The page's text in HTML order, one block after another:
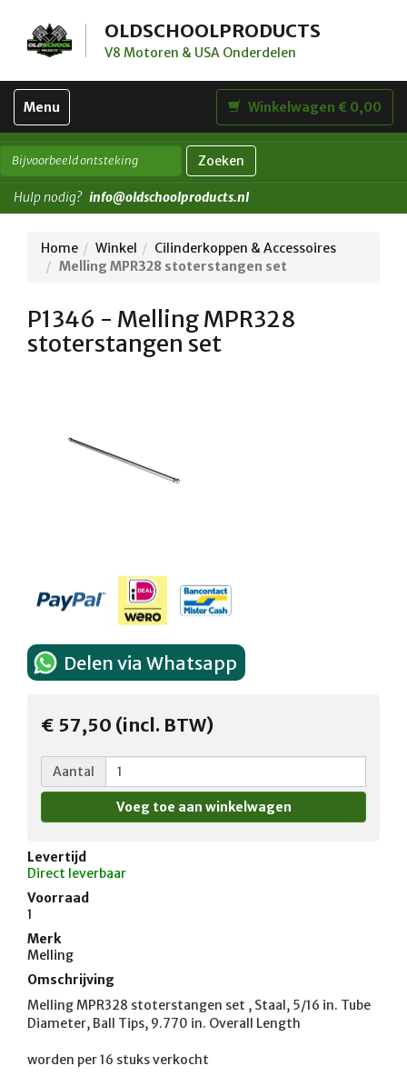
OLDSCHOOLPRODUCTS
V8 Motoren & USA Onderdelen
Toggle
navigation
Menu Winkelwagen € 0,00
Zoeken
Hulp nodig? info@oldschoolproducts.nl
Home Winkel
Cilinderkoppen & Accessoires
Melling MPR328 stoterstangen set
P1346 - Melling MPR328
stoterstangen set
Delen via Whatsapp
€ 57,50 (incl. BTW)
Aantal
Levertijd
Direct leverbaar
Voorraad
1
Merk
Melling
Omschrijving
Melling MPR328 stoterstangen set , Staal, 5/16 in. Tube
Diameter, Ball Tips, 9.770 in. Overall Length
worden per 16 stuks verkocht